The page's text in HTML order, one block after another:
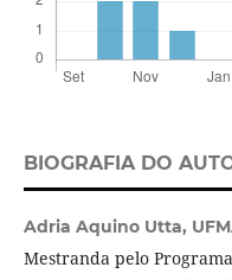
BIOGRAFIA DO
Adria Aquino Utta,
Mestranda pelo